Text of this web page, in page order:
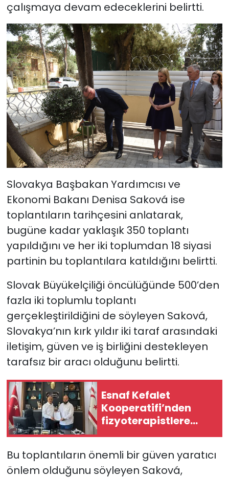
çalışmaya devam edeceklerini belirtti.
Slovakya Başbakan Yardımcısı ve
Ekonomi Bakanı Denisa Saková ise
toplantıların tarihçesini anlatarak,
bugüne kadar yaklaşık 350 toplantı
yapıldığını ve her iki toplumdan 18 siyasi
partinin bu toplantılara katıldığını belirtti.
Slovak Büyükelçiliği öncülüğünde 500’den
fazla iki toplumlu toplantı
gerçekleştirildiğini de söyleyen Saková,
Slovakya’nın kırk yıldır iki taraf arasındaki
iletişim, güven ve iş birliğini destekleyen
tarafsız bir aracı olduğunu belirtti.
Esnaf Kefalet
Kooperatifi’nden
fizyoterapistlere
yatırım destek
Bu toplantıların önemli bir güven yaratıcı
önlem olduğunu söyleyen Saková,